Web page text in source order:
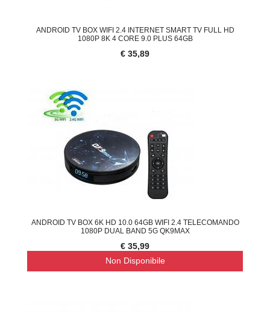
ANDROID TV BOX WIFI 2.4 INTERNET SMART TV FULL HD
1080P 8K 4 CORE 9.0 PLUS 64GB
€ 35,89
ANDROID TV BOX 6K HD 10.0 64GB WIFI 2.4 TELECOMANDO
1080P DUAL BAND 5G QK9MAX
€ 35,99
Non Disponibile